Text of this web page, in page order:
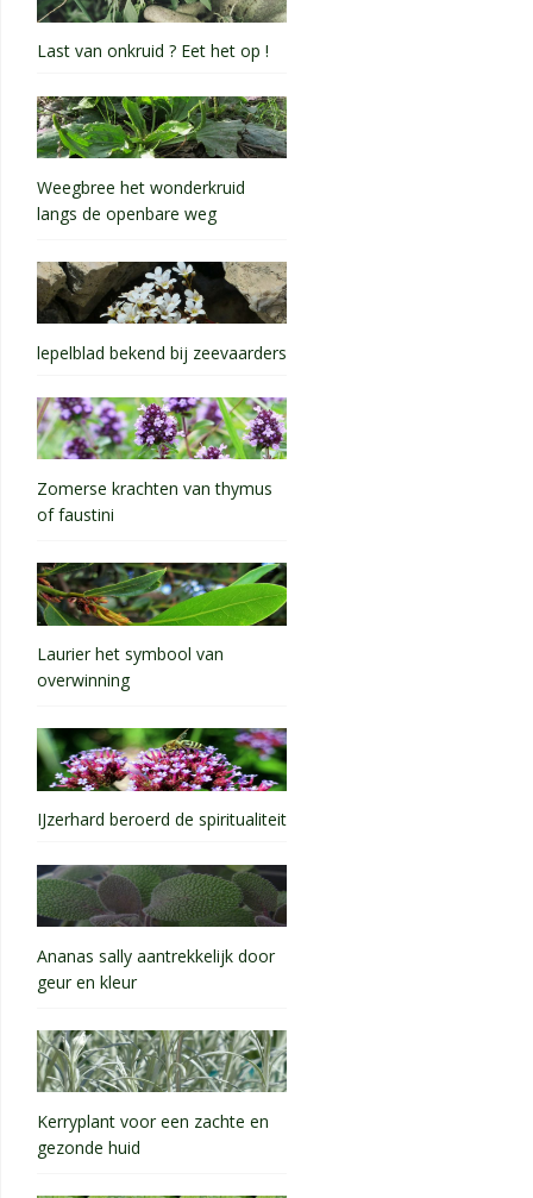
Last van onkruid ? Eet het op !
Weegbree het wonderkruid
langs de openbare weg
lepelblad bekend bij zeevaarders
Zomerse krachten van thymus
of faustini
Laurier het symbool van
overwinning
IJzerhard beroerd de spiritualiteit
Ananas sally aantrekkelijk door
geur en kleur
Kerryplant voor een zachte en
gezonde huid